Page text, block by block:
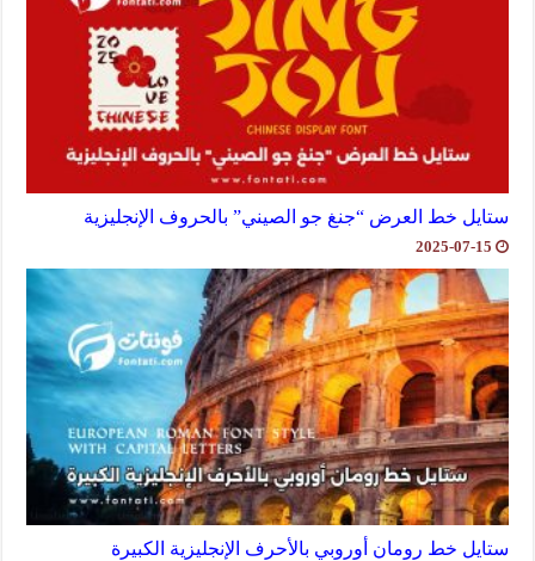
ستايل خط العرض “جنغ جو الصيني” بالحروف الإنجليزية
2025-07-15
ستايل خط رومان أوروبي بالأحرف الإنجليزية الكبيرة